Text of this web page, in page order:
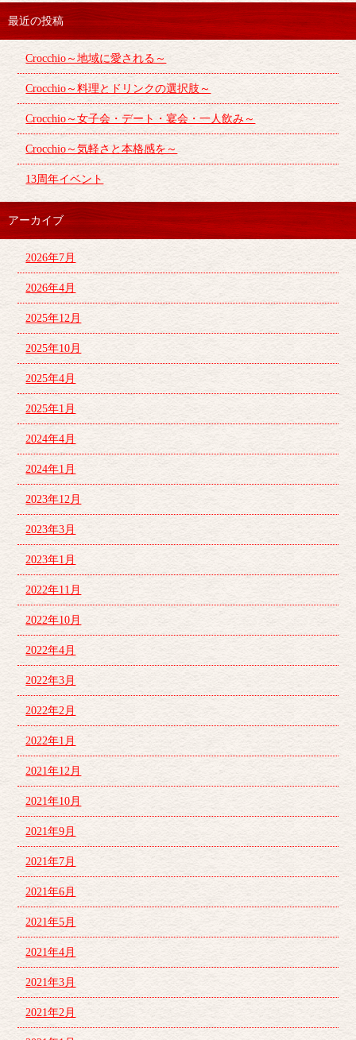
最近の投稿
Crocchio～地域に愛される～
Crocchio～料理とドリンクの選択肢～
Crocchio～女子会・デート・宴会・一人飲み～
Crocchio～気軽さと本格感を～
13周年イベント
アーカイブ
2026年7月
2026年4月
2025年12月
2025年10月
2025年4月
2025年1月
2024年4月
2024年1月
2023年12月
2023年3月
2023年1月
2022年11月
2022年10月
2022年4月
2022年3月
2022年2月
2022年1月
2021年12月
2021年10月
2021年9月
2021年7月
2021年6月
2021年5月
2021年4月
2021年3月
2021年2月